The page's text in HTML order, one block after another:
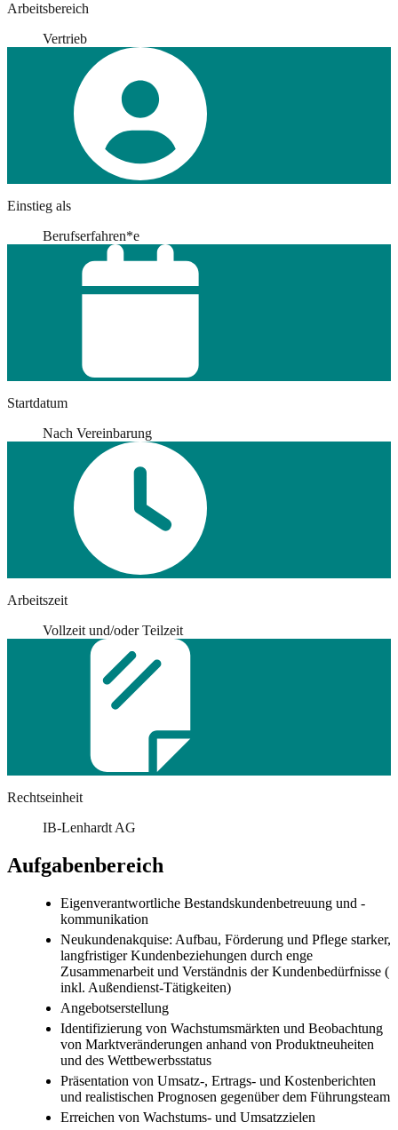
Arbeitsbereich
Vertrieb
Einstieg als
Berufserfahren*e
Startdatum
Nach Vereinbarung
Arbeitszeit
Vollzeit und/oder Teilzeit
Rechtseinheit
IB-Lenhardt AG
Aufgabenbereich
Eigenverantwortliche Bestandskundenbetreuung und -
kommunikation
Neukundenakquise: Aufbau, Förderung und Pflege starker,
langfristiger Kundenbeziehungen durch enge
Zusammenarbeit und Verständnis der Kundenbedürfnisse (
inkl. Außendienst-Tätigkeiten)
Angebotserstellung
Identifizierung von Wachstumsmärkten und Beobachtung
von Marktveränderungen anhand von Produktneuheiten
und des Wettbewerbsstatus
Präsentation von Umsatz-, Ertrags- und Kostenberichten
und realistischen Prognosen gegenüber dem Führungsteam
Erreichen von Wachstums- und Umsatzzielen